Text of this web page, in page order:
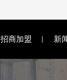
招商加盟 新